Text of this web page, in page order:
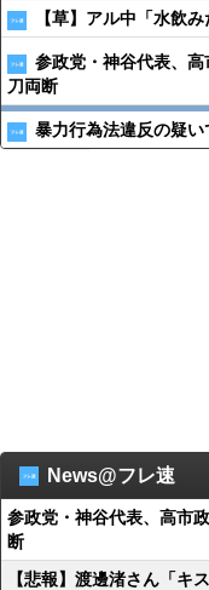
【草】アル中「水飲
参政党・神谷代表、
刀両断
暴力行為法違反の疑
News@フレ速
参政党・神谷代表、高市
断
【悲報】渡邊渚さん「キ